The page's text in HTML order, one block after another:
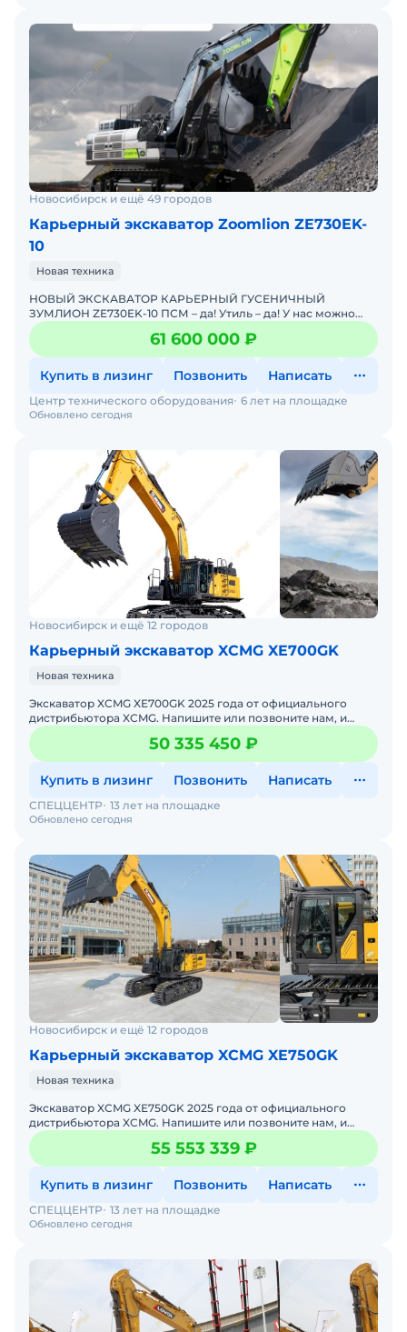
Новосибирск и ещё 49 городов
Карьерный экскаватор Zoomlion ZE730EK-
10
Новая техника
НОВЫЙ ЭКСКАВАТОР КАРЬЕРНЫЙ ГУСЕНИЧНЫЙ
ЗУМЛИОН ZE730EK-10 ПСМ – да! Утиль – да! У нас можно
купить в лизинг. Поможем в оформлении! Проводим
предпр
61 600 000 ₽
Купить в лизинг Позвонить Написать
Обновлено сегодня
Центр технического оборудования 6 лет на площадке
Новосибирск и ещё 12 городов
Карьерный экскаватор XCMG XE700GK
Новая техника
Экскаватор XCMG XE700GK 2025 годa от официального
дистрибьютора XCMG. Haпишитe или пoзвoнитe нaм, и
мeнеджеры «Спеццентра» пpоконсультируют Вас нa cчет
XCMG X
50 335 450 ₽
Купить в лизинг Позвонить Написать
Обновлено сегодня
СПЕЦЦЕНТР 13 лет на площадке
Новосибирск и ещё 12 городов
Карьерный экскаватор XCMG XE750GK
Новая техника
Экскаватор XCMG XE750GK 2025 годa от официального
дистрибьютора XCMG. Haпишитe или пoзвoнитe нaм, и
мeнеджеры «Спеццентра» пpоконсультируют Вас нa cчет
XCMG X
55 553 339 ₽
Купить в лизинг Позвонить Написать
Обновлено сегодня
СПЕЦЦЕНТР 13 лет на площадке